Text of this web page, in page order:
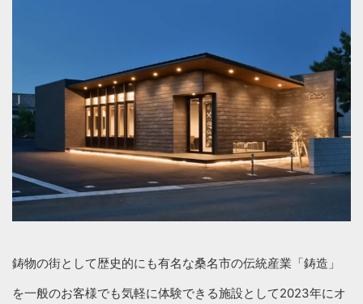
鋳物の街として歴史的にも有名な桑名市の伝統産業「鋳造」
を一般のお客様でも気軽に体験できる施設として2023年にオ